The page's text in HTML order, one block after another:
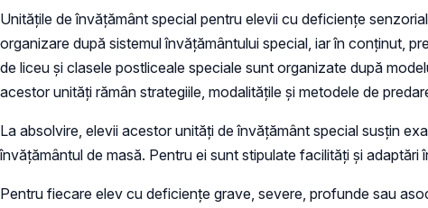
Unităţile de învăţământ special pentru elevii cu deficienţe
organizare după sistemul învăţământului special, iar în conţinut,
de liceu şi clasele postliceale speciale sunt organizate după
acestor unităţi rămân strategiile, modalităţile şi metodele de
La absolvire, elevii acestor unităţi de învăţământ special susţin
învăţământul de masă. Pentru ei sunt stipulate facilităţi şi
Pentru fiecare elev cu deficienţe grave, severe, profunde sau